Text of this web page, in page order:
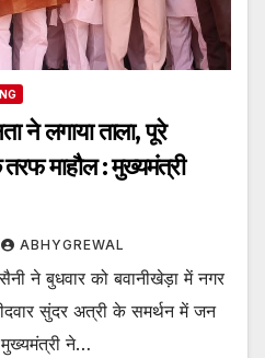
ने लगाया ताला, पूरे
तरफ माहौल : मुख्यमंत्री
ABHYGREWAL
ने बुधवार को बवानीखेड़ा में नगर
सुंदर अत्री के समर्थन में जन
ने…